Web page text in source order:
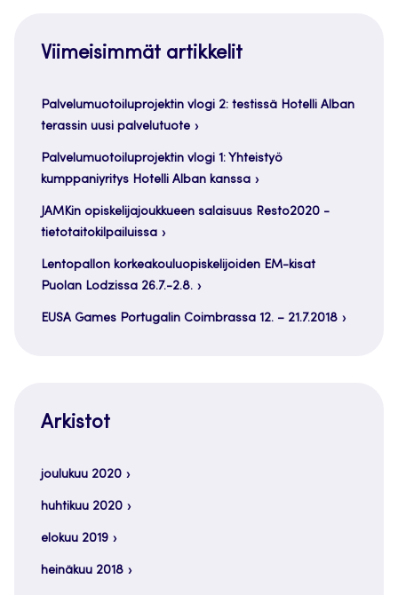
Viimeisimmät artikkelit
Palvelumuotoiluprojektin vlogi 2: testissä Hotelli Alban
terassin uusi palvelutuote
Palvelumuotoiluprojektin vlogi 1: Yhteistyö
kumppaniyritys Hotelli Alban kanssa
JAMKin opiskelijajoukkueen salaisuus Resto2020 -
tietotaitokilpailuissa
Lentopallon korkeakouluopiskelijoiden EM-kisat
Puolan Lodzissa 26.7.-2.8.
EUSA Games Portugalin Coimbrassa 12. – 21.7.2018
Arkistot
joulukuu 2020
huhtikuu 2020
elokuu 2019
heinäkuu 2018